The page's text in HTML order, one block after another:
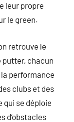
leur propre
le green.
retrouve le
putter, chacun
performance
clubs et des
qui se déploie
d’obstacles